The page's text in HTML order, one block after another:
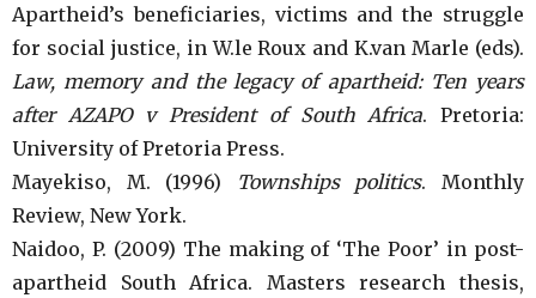
Apartheid’s beneficiaries, victims and the struggle
for social justice, in W.le Roux and K.van Marle (eds).
Law, memory and the legacy of apartheid: Ten years
after AZAPO v President of South Africa. Pretoria:
University of Pretoria Press.
Mayekiso, M. (1996)
Townships politics. Monthly
Review, New York.
Naidoo, P. (2009) The making of ‘The Poor’ in post-
apartheid South Africa. Masters research thesis,